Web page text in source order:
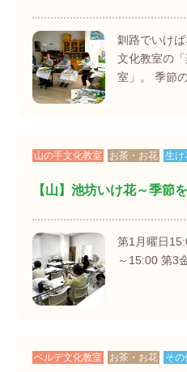
釧路でいけ
文化教室の
室」。 季節
山の手文化教室 お茶・お花 生け
【山】池坊いけ花～季節
第1月曜日
～15:00 第3
ベルデ文化教室 お茶・お花 その